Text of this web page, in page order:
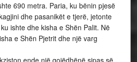
690 metra. Paria, ku bënin pjesë
dhe pasanikët e tjerë, jetonte
ishte dhe kisha e Shën Palit. Në
e Shën Pjetrit dhe një varg
ende një gojëdhënë sipas së